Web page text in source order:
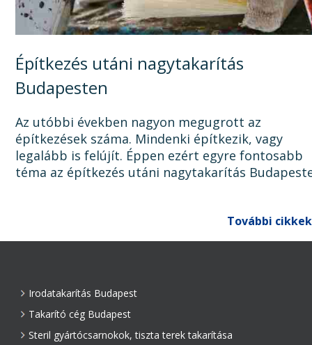
Építkezés utáni nagytakarítás
Budapesten
Az utóbbi években nagyon megugrott az
építkezések száma. Mindenki építkezik, vagy
legalább is felújít. Éppen ezért egyre fontosabb
téma az építkezés utáni nagytakarítás
További cikkek
Irodatakarítás Budapest
Takarító cég Budapest
Steril gyártócsarnokok, tiszta terek takarítása